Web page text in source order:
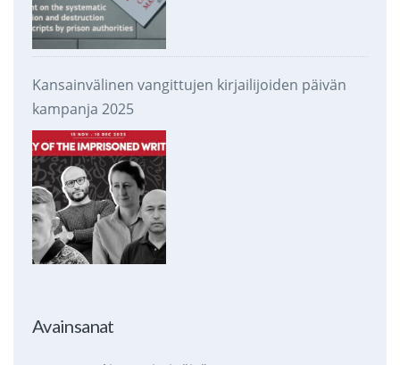
Kansainvälinen vangittujen kirjailijoiden päivän
kampanja 2025
Avainsanat